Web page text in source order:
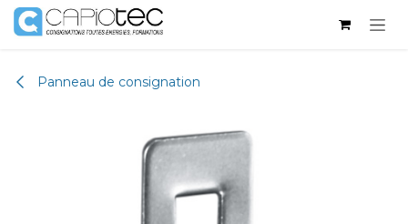
Se rendre au contenu
Panneau de consignation